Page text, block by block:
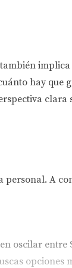
hay que
clara
personal. A
oscilar entre
opciones